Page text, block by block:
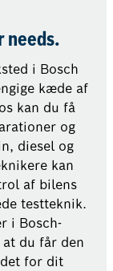
needs.
i Bosch
kæde af
kan du få
og
diesel og
kan
af bilens
testteknik.
i Bosch-
du får den
for dit